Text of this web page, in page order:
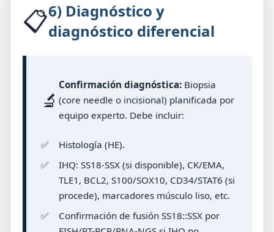
📋6) Diagnóstico y
diagnóstico diferencial
🔬
Confirmación diagnóstica: Biopsia
(core needle o incisional) planificada por
equipo experto. Debe incluir:
✅
Histología (HE).
✅
IHQ: SS18-SSX (si disponible), CK/EMA,
TLE1, BCL2, S100/SOX10, CD34/STAT6 (si
procede), marcadores músculo liso, etc.
✅
Confirmación de fusión SS18::SSX por